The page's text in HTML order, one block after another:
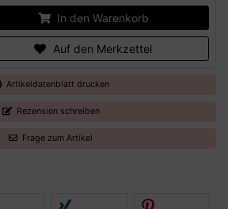
In den Warenkorb
Auf den Merkzettel
Artikeldatenblatt drucken
Rezension schreiben
Frage zum Artikel